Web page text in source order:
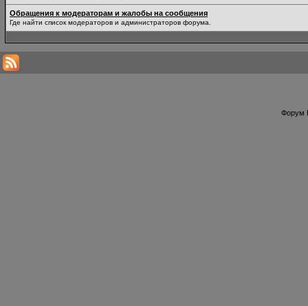
Обращения к модераторам и жалобы на сообщения
Где найти список модераторов и администраторов форума.
Форум